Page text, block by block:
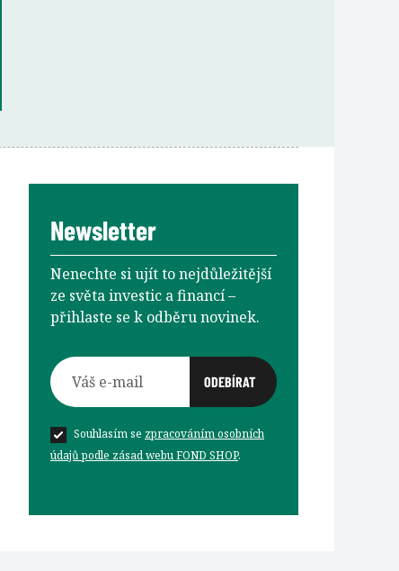
Newsletter
Nenechte si ujít to nejdůležitější
ze světa investic a financí –⁠⁠⁠⁠⁠⁠
přihlaste se k odběru novinek.
Souhlasím se zpracováním osobních
údajů podle zásad webu FOND SHOP.